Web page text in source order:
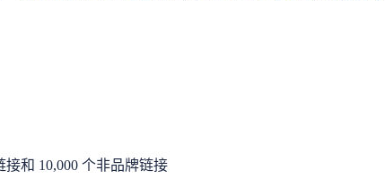
和 10,000 个非品牌链接